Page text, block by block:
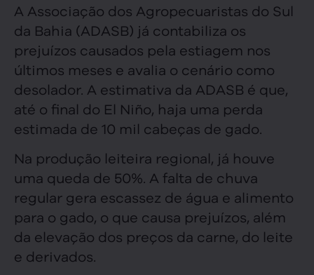
A Associação dos Agropecuaristas do Sul
da Bahia (ADASB) já contabiliza os
prejuízos causados pela estiagem nos
últimos meses e avalia o cenário como
desolador. A estimativa da ADASB é que,
até o final do El Niño, haja uma perda
estimada de 10 mil cabeças de gado.
Na produção leiteira regional, já houve
uma queda de 50%. A falta de chuva
regular gera escassez de água e alimento
para o gado, o que causa prejuízos, além
da elevação dos preços da carne, do leite
e derivados.